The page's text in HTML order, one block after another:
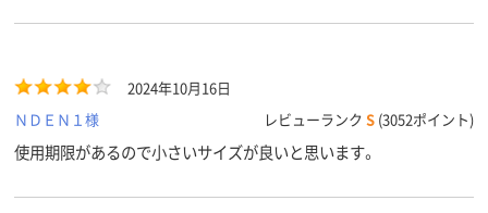
2024年10月16日
ＮＤＥＮ１様
レビューランク S (3052ポイント)
使用期限があるので小さいサイズが良いと思います。